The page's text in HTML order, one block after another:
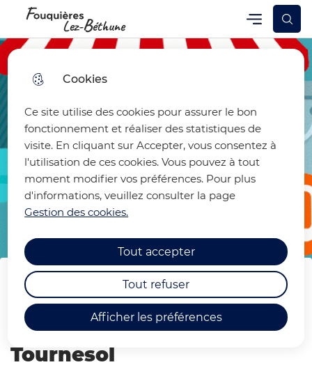
Cookies
Ce site utilise des cookies pour assurer le bon
fonctionnement et réaliser des statistiques de
visite. En cliquant sur Accepter, vous consentez à
l'utilisation de ces cookies. Vous pouvez à tout
moment modifier vos préférences. Pour plus
d'informations, veuillez consulter la page
Gestion des cookies.
Afficher les préférences
Tout accepter
Tout refuser
Skip
menu
to
search
principal
Skip to
site
map
Fouquières-lez-Béthune Menu principal
Menu
Les commerces et le Ch'ti
marché de la résidence
Tournesol